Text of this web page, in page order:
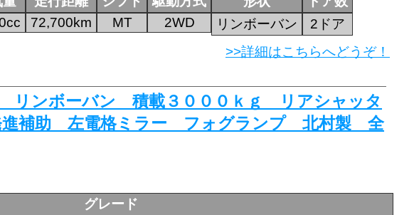
72,700km
MT
2WD
リンボーバン
2ドア
>>詳細はこちらへどうぞ！
ンボーバン 積載３０００ｋｇ リアシャッタ
補助 左電格ミラー フォグランプ 北村製 全
グレード